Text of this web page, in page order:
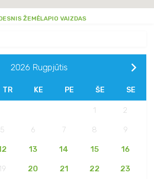
ŽEMĖLAPIO VAIZDAS
2026 Rugpjūtis
TR KE PE ŠE SE
1 2
5 6 7 8 9
13 14 15 16
20 21 22 23